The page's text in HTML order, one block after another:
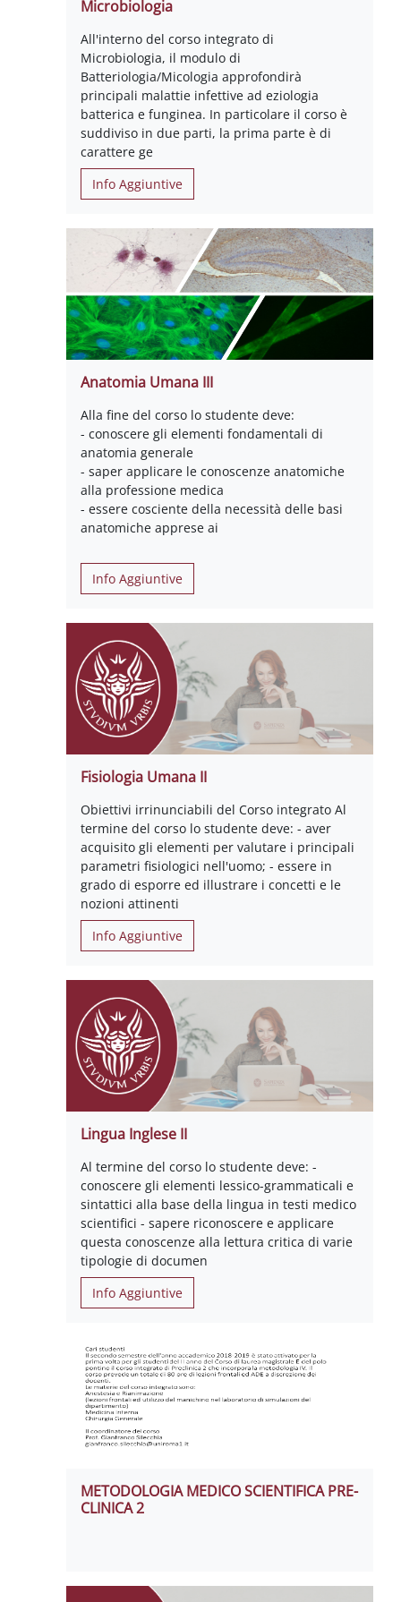
Microbiologia
All'interno del corso integrato di
Microbiologia, il modulo di
Batteriologia/Micologia approfondirà
principali malattie infettive ad eziologia
batterica e funginea. In particolare il corso è
suddiviso in due parti, la prima parte è di
carattere ge
Info Aggiuntive
Anatomia Umana III
Alla fine del corso lo studente deve:
- conoscere gli elementi fondamentali di
anatomia generale
- saper applicare le conoscenze anatomiche
alla professione medica
- essere cosciente della necessità delle basi
anatomiche apprese ai
Info Aggiuntive
Fisiologia Umana II
Obiettivi irrinunciabili del Corso integrato Al
termine del corso lo studente deve: - aver
acquisito gli elementi per valutare i principali
parametri fisiologici nell'uomo; - essere in
grado di esporre ed illustrare i concetti e le
nozioni attinenti
Info Aggiuntive
Lingua Inglese II
Al termine del corso lo studente deve: -
conoscere gli elementi lessico-grammaticali e
sintattici alla base della lingua in testi medico
scientifici - sapere riconoscere e applicare
questa conoscenze alla lettura critica di varie
tipologie di documen
Info Aggiuntive
METODOLOGIA MEDICO SCIENTIFICA PRE-
CLINICA 2